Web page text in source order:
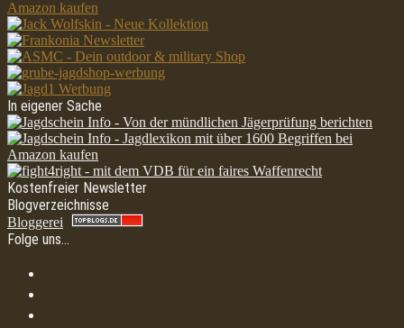
In eigener Sache
Kostenfreier Newsletter
Blogverzeichnisse
Bloggerei
Folge uns…